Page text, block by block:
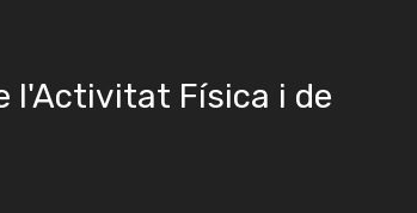
l'Activitat Física i de